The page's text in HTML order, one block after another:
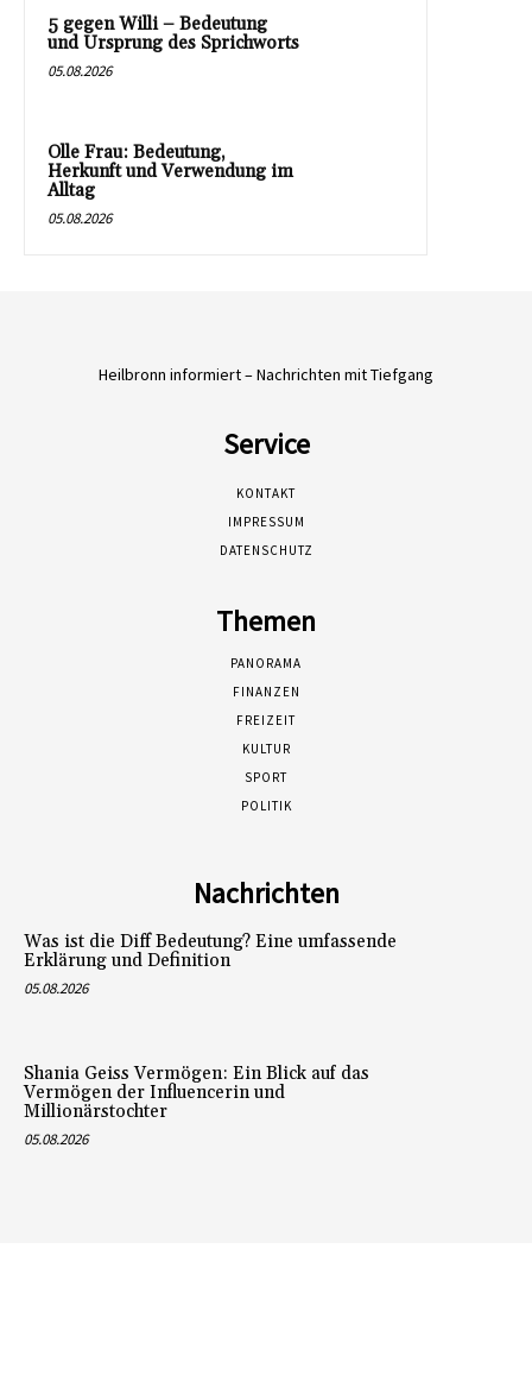
5 gegen Willi – Bedeutung
und Ursprung des Sprichworts
05.08.2026
Olle Frau: Bedeutung,
Herkunft und Verwendung im
Alltag
05.08.2026
Heilbronn informiert – Nachrichten mit Tiefgang
Service
KONTAKT
IMPRESSUM
DATENSCHUTZ
Themen
PANORAMA
FINANZEN
FREIZEIT
KULTUR
SPORT
POLITIK
Nachrichten
Was ist die Diff Bedeutung? Eine umfassende
Erklärung und Definition
05.08.2026
Shania Geiss Vermögen: Ein Blick auf das
Vermögen der Influencerin und
Millionärstochter
05.08.2026